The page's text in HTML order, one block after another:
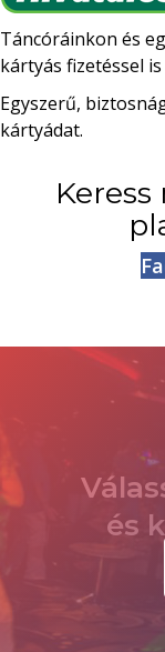
Táncóráinkon és
kártyás fizetéssel
Egyszerű,
kártyádat.
és